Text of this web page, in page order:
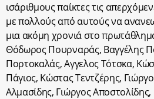
ισάριθμους παίκτες τις
με πολλούς από αυτούς να
μια ακόμη χρονιά στο πρωτάθλημα
Θόδωρος Πουρναράς, Βαγγέλης
Πορτοκαλάς, Αγγελος Τότσκα,
Πάγιος, Κώστας Τεντζέρης,
Αλμασίδης, Γιώργος Αποστολίδης,